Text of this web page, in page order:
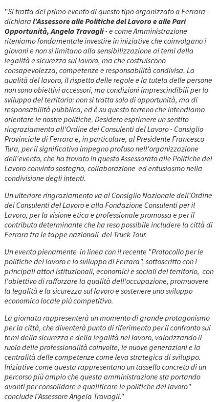
"Si tratta del primo evento di questo tipo organizzato a Ferrara -
dichiara l'Assessore alle Politiche del Lavoro e alle Pari
Opportunità, Angela Travagli- e come Amministrazione
riteniamo fondamentale investire in iniziative che coinvolgano i
giovani e non si limitano alla sensibilizzazione ai temi della
legalità e sicurezza sul lavoro, ma che costruiscono
consapevolezza, competenze e responsabilità condivisa. La
qualità del lavoro, il rispetto delle regole e la tutela delle persone
non sono obiettivi accessori, ma condizioni imprescindibili per lo
sviluppo del territorio: non si tratta solo di opportunità, ma di
responsabilità pubblica, ed è su questo terreno che intendiamo
orientare le nostre politiche. Desidero esprimere un sentito
ringraziamento all'Ordine dei Consulenti del Lavoro - Consiglio
Provinciale di Ferrara e, in particolare, al Presidente Francesco
Tura, per il significativo impegno profuso nell'organizzazione
dell'evento, che ha trovato in questo Assessorato alle Politiche del
Lavoro convinto sostegno, collaborazione ed entusiasmo nella
condivisione degli intenti.
Un ulteriore ringraziamento va al Consiglio Nazionale dell'Ordine
dei Consulenti del Lavoro e alla Fondazione Consulenti per il
Lavoro, per la visione etica e professionale promossa e per il
contributo determinante che ha reso possibile includere la città di
Ferrara tra le tappe nazionali del Truck Tour.
Un evento pienamente in linea con il recente "Protocollo per le
politiche del lavoro e lo sviluppo di Ferrara", sottoscritto con i
principali attori istituzionali, economici e sociali del territorio, con
l'obiettivo di rafforzare la qualità dell'occupazione, promuovere
la legalità e la sicurezza sul lavoro e sostenere uno sviluppo
economico locale più competitivo.
La giornata rappresenterà un momento di grande protagonismo
per la città, che diventerà punto di riferimento per il confronto sui
temi della sicurezza e della legalità nel lavoro, valorizzando il
ruolo delle professionalità coinvolte, le nuove generazioni e la
centralità delle competenze come leva strategica di sviluppo.
Iniziative come questa rappresentano un tassello concreto di un
percorso più ampio che questa amministrazione sta portando
avanti per consolidare e qualificare le politiche del lavoro"
conclude l'Assessore Angela Travagli."